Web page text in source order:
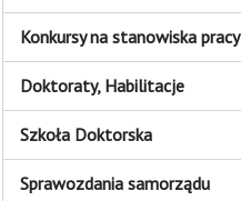
Konkursy na stanowiska pracy
Doktoraty, Habilitacje
Szkoła Doktorska
Sprawozdania samorządu